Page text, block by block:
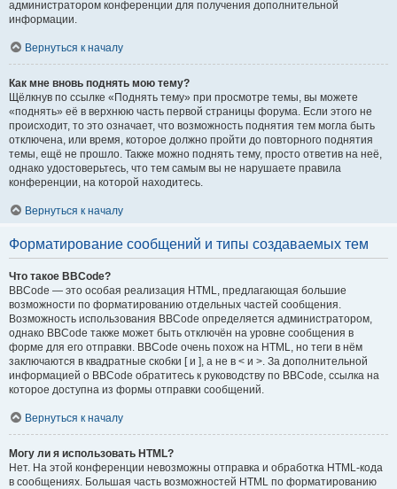
администратором конференции для получения дополнительной
информации.
Вернуться к началу
Как мне вновь поднять мою тему?
Щёлкнув по ссылке «Поднять тему» при просмотре темы, вы можете
«поднять» её в верхнюю часть первой страницы форума. Если этого не
происходит, то это означает, что возможность поднятия тем могла быть
отключена, или время, которое должно пройти до повторного поднятия
темы, ещё не прошло. Также можно поднять тему, просто ответив на неё,
однако удостоверьтесь, что тем самым вы не нарушаете правила
конференции, на которой находитесь.
Вернуться к началу
Форматирование сообщений и типы создаваемых тем
Что такое BBCode?
BBCode — это особая реализация HTML, предлагающая большие
возможности по форматированию отдельных частей сообщения.
Возможность использования BBCode определяется администратором,
однако BBCode также может быть отключён на уровне сообщения в
форме для его отправки. BBCode очень похож на HTML, но теги в нём
заключаются в квадратные скобки [ и ], а не в < и >. За дополнительной
информацией о BBCode обратитесь к руководству по BBCode, ссылка на
которое доступна из формы отправки сообщений.
Вернуться к началу
Могу ли я использовать HTML?
Нет. На этой конференции невозможны отправка и обработка HTML-кода
в сообщениях. Большая часть возможностей HTML по форматированию